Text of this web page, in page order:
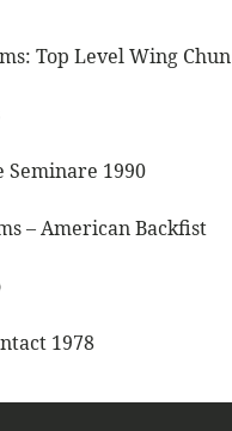
Top Level Wing Chun
Seminare 1990
– American Backfist
1978